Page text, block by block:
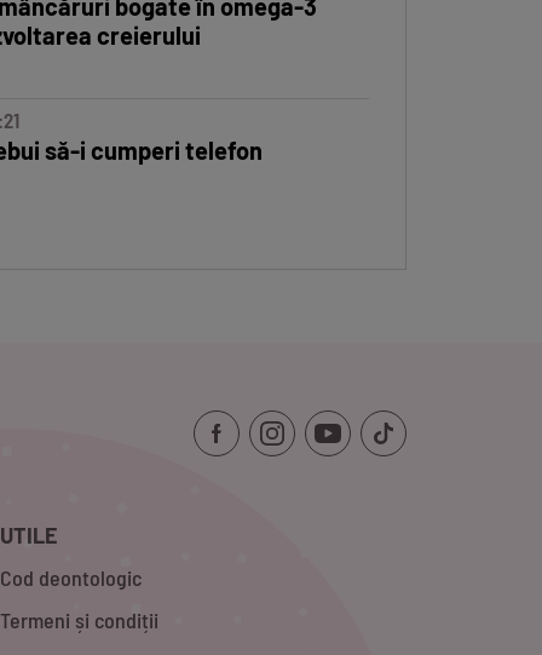
bogate în omega-3
creierului
să-i cumperi telefon
UTILE
Cod deontologic
Termeni și condiții